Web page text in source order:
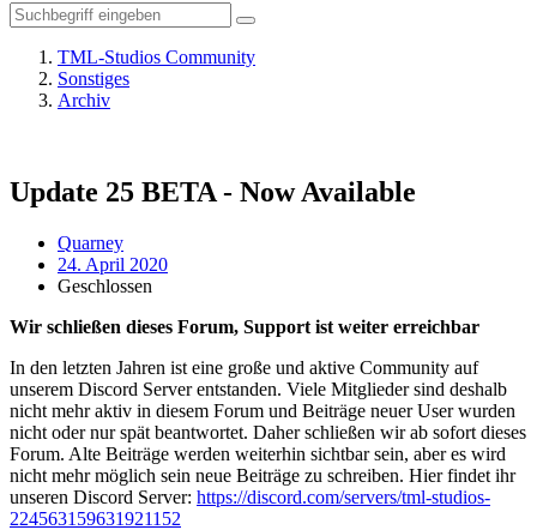
TML-Studios Community
Sonstiges
Archiv
Update 25 BETA - Now Available
Quarney
24. April 2020
Geschlossen
Wir schließen dieses Forum, Support ist weiter erreichbar
In den letzten Jahren ist eine große und aktive Community auf
unserem Discord Server entstanden. Viele Mitglieder sind deshalb
nicht mehr aktiv in diesem Forum und Beiträge neuer User wurden
nicht oder nur spät beantwortet. Daher schließen wir ab sofort dieses
Forum. Alte Beiträge werden weiterhin sichtbar sein, aber es wird
nicht mehr möglich sein neue Beiträge zu schreiben. Hier findet ihr
unseren Discord Server: https://discord.com/servers/tml-studios-
224563159631921152